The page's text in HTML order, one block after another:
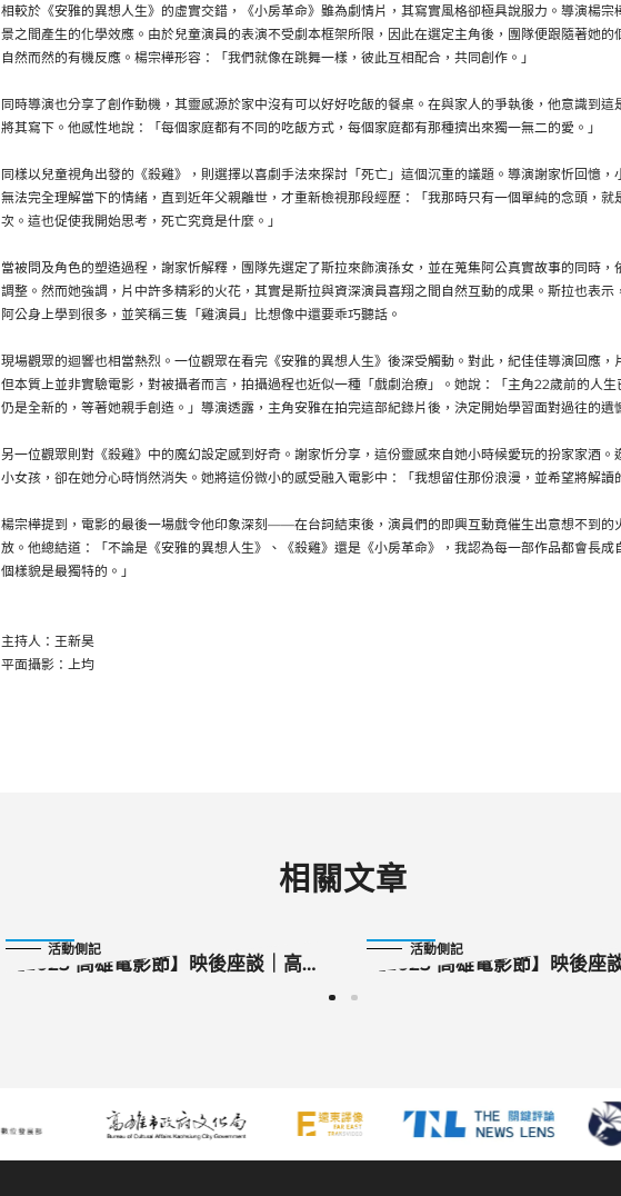
相較於《安雅的異想人生》的虛實交錯，《小房革命》雖為劇情片，其寫實風格卻極具說服力。導演楊宗
景之間產生的化學效應。由於兒童演員的表演不受劇本框架所限，因此在選定主角後，團隊便跟隨著她的
自然而然的有機反應。楊宗樺形容：「我們就像在跳舞一樣，彼此互相配合，共同創作。」
同時導演也分享了創作動機，其靈感源於家中沒有可以好好吃飯的餐桌。在與家人的爭執後，他意識到這
將其寫下。他感性地說：「每個家庭都有不同的吃飯方式，每個家庭都有那種擠出來獨一無二的愛。」
同樣以兒童視角出發的《殺雞》，則選擇以喜劇手法來探討「死亡」這個沉重的議題。導演謝家忻回憶，
無法完全理解當下的情緒，直到近年父親離世，才重新檢視那段經歷：「我那時只有一個單純的念頭，就
次。這也促使我開始思考，死亡究竟是什麼。」
當被問及角色的塑造過程，謝家忻解釋，團隊先選定了斯拉來飾演孫女，並在蒐集阿公真實故事的同時，
調整。然而她強調，片中許多精彩的火花，其實是斯拉與資深演員喜翔之間自然互動的成果。斯拉也表示
阿公身上學到很多，並笑稱三隻「雞演員」比想像中還要乖巧聽話。
現場觀眾的迴響也相當熱烈。一位觀眾在看完《安雅的異想人生》後深受觸動。對此，紀佳佳導演回應，
但本質上並非實驗電影，對被攝者而言，拍攝過程也近似一種「戲劇治療」。她說：「主角22歲前的人
仍是全新的，等著她親手創造。」導演透露，主角安雅在拍完這部紀錄片後，決定開始學習面對過往的遺
另一位觀眾則對《殺雞》中的魔幻設定感到好奇。謝家忻分享，這份靈感來自她小時候愛玩的扮家家酒。
小女孩，卻在她分心時悄然消失。她將這份微小的感受融入電影中：「我想留住那份浪漫，並希望將解讀
楊宗樺提到，電影的最後一場戲令他印象深刻——在台詞結束後，演員們的即興互動竟催生出意想不到的
放。他總結道：「不論是《安雅的異想人生》、《殺雞》還是《小房革命》，我認為每一部作品都會長成
個樣貌是最獨特的。」
主持人：王新昊
平面攝影：上均
相關文章
活動側記
【2025 高雄電影節】映後座談｜高
活動側記
【2025 高雄電影節】映後座